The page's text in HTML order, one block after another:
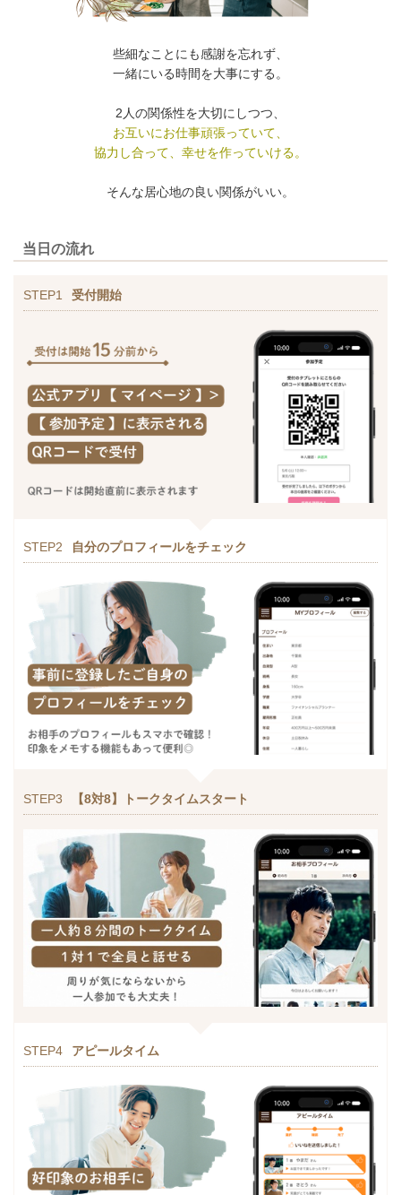
些細なことにも感謝を忘れず、
一緒にいる時間を大事にする。
2人の関係性を大切にしつつ、
お互いにお仕事頑張っていて、
協力し合って、幸せを作っていける。
そんな居心地の良い関係がいい。
当日の流れ
STEP1 受付開始
STEP2 自分のプロフィールをチェック
STEP3 【8対8】トークタイムスタート
STEP4 アピールタイム